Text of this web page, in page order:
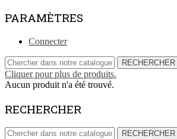
PARAMÈTRES
Connecter
RECHERCHER
Cliquer pour plus de produits.
Aucun produit n'a été trouvé.
RECHERCHER
RECHERCHER